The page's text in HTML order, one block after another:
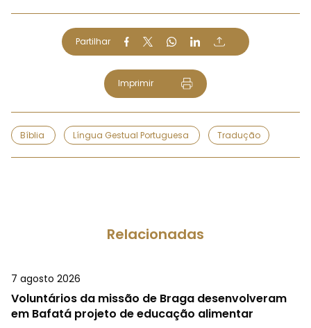
Partilhar
Imprimir
Bíblia Língua Gestual Portuguesa Tradução
Relacionadas
7 agosto 2026
Voluntários da missão de Braga desenvolveram
em Bafatá projeto de educação alimentar